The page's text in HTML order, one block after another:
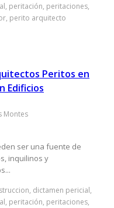
peritación, peritaciones,
perito arquitecto
Peritos en
Edificios
Montes
ser una fuente de
inquilinos y
dictamen pericial,
peritación, peritaciones,